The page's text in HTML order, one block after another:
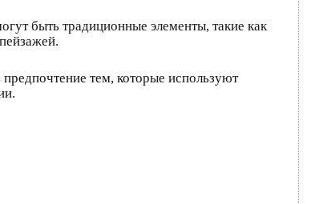
быть традиционные элементы, такие как
тем, которые используют